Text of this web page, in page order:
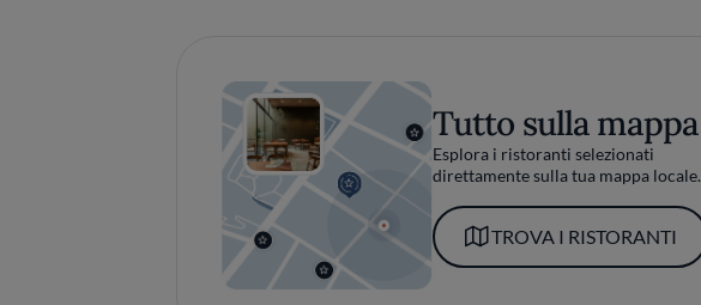
Tutto sulla mappa
Esplora i ristoranti selezionati
direttamente sulla tua mappa locale.
TROVA I RISTORANTI